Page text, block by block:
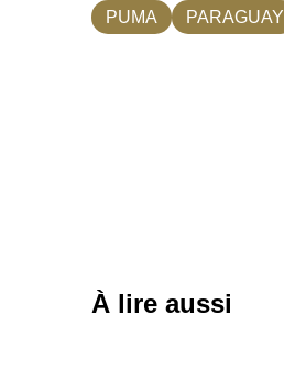
PUMA
PARAGUAY
À lire aussi